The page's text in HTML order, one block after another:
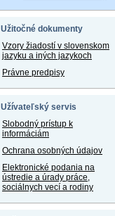
Užitočné dokumenty
Vzory žiadostí v slovenskom
jazyku a iných jazykoch
Právne predpisy
Užívateľský servis
Slobodný prístup k
informáciám
Ochrana osobných údajov
Elektronické podania na
ústredie a úrady práce,
sociálnych vecí a rodiny